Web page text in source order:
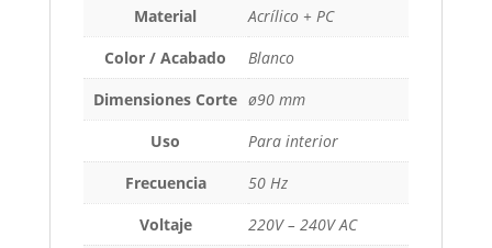
Material
Acrílico + PC
Color / Acabado
Blanco
Dimensiones Corte ø90 mm
Uso
Para interior
Frecuencia
50 Hz
Voltaje
220V – 240V AC